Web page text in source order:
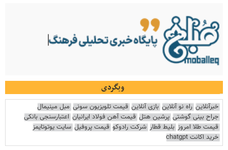
وبگردی
خبرآنلاین راه نو آنلاین بازی آنلاین قیمت تلویزیون سونی مبل مینیمال
جراح بینی گوشتی پرشین هتل قیمت آهن فولاد ایرانیان اعتبارسنجی بانکی
قیمت طلا امروز بلیط قطار شرکت رادوکو قیمت پروفیل سایت یوتوتایمز
خرید اکانت chatgpt